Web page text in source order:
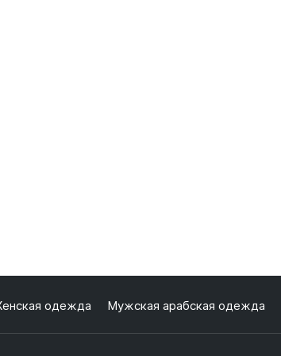
одежда Мужская арабская одежда